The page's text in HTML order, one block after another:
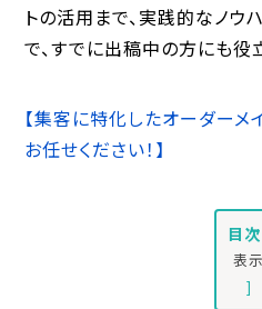
トの活用まで、実践的なノウ
で、すでに出稿中の方にも役
【集客に特化したオーダー
お任せください！】
目次
表示
]